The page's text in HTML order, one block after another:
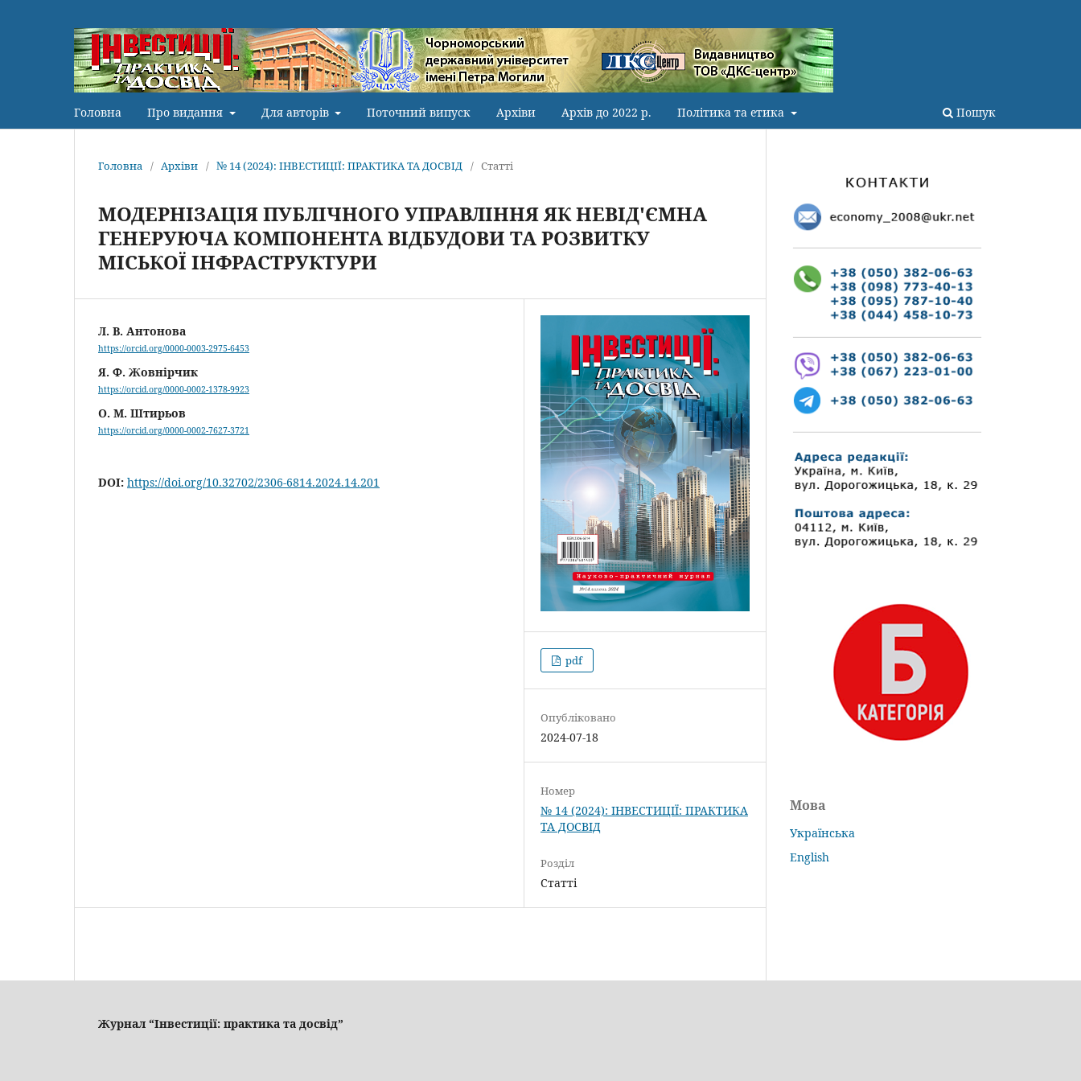
Головна Про видання Для авторів Поточний випуск Архіви Архів до 2022 р. Політика та етика Пошук
Головна / Архіви / № 14 (2024): ІНВЕСТИЦІЇ: ПРАКТИКА ТА ДОСВІД / Статті
МОДЕРНІЗАЦІЯ ПУБЛІЧНОГО УПРАВЛІННЯ ЯК НЕВІД'ЄМНА
ГЕНЕРУЮЧА КОМПОНЕНТА ВІДБУДОВИ ТА РОЗВИТКУ
МІСЬКОЇ ІНФРАСТРУКТУРИ
Л. В. Антонова
https://orcid.org/0000-0003-2975-6453
Я. Ф. Жовнірчик
https://orcid.org/0000-0002-1378-9923
О. М. Штирьов
https://orcid.org/0000-0002-7627-3721
DOI: https://doi.org/10.32702/2306-6814.2024.14.201
pdf
Опубліковано
2024-07-18
Номер
№ 14 (2024): ІНВЕСТИЦІЇ: ПРАКТИКА
ТА ДОСВІД
Розділ
Статті
Мова
Українська
English
Журнал “Інвестиції: практика та досвід”